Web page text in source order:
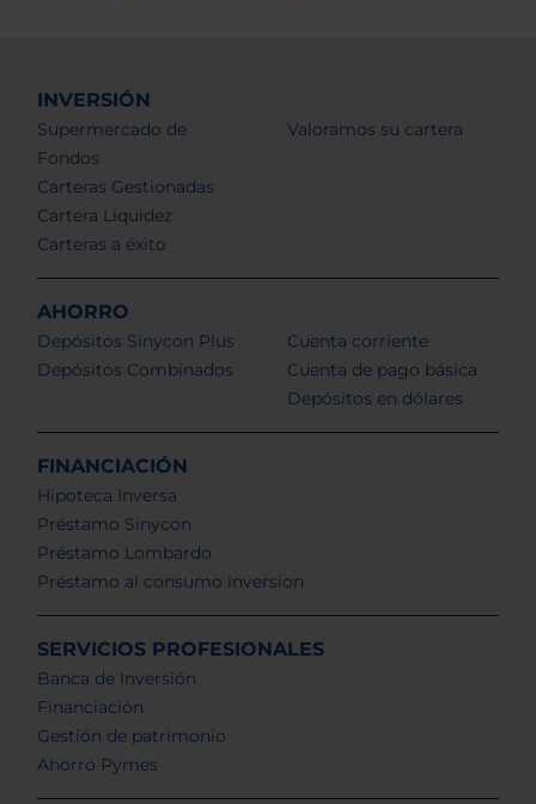
INVERSIÓN
Supermercado de
Fondos
Carteras Gestionadas
Cartera Liquidez
Carteras a éxito
Valoramos su cartera
AHORRO
Depósitos Sinycon Plus
Depósitos Combinados
Cuenta corriente
Cuenta de pago básica
Depósitos en dólares
FINANCIACIÓN
Hipoteca Inversa
Préstamo Sinycon
Préstamo Lombardo
Préstamo al consumo inversion
SERVICIOS PROFESIONALES
Banca de Inversión
Financiación
Gestión de patrimonio
Ahorro Pymes